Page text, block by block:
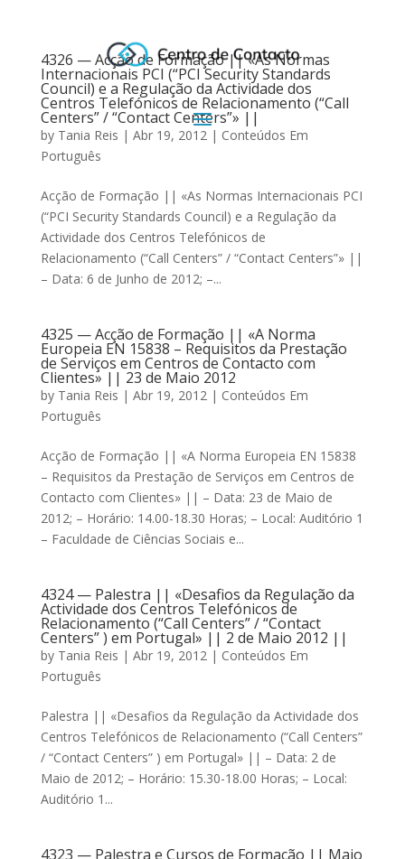
4326 — Acção de Formação || «As Normas
Internacionais PCI (“PCI Security Standards
Council) e a Regulação da Actividade dos
Centros Telefónicos de Relacionamento (“Call
Centers” / “Contact Centers”» ||
by Tania Reis | Abr 19, 2012| Conteúdos Em
Português
Acção de Formação || «As Normas Internacionais PCI
(“PCI Security Standards Council) e a Regulação da
Actividade dos Centros Telefónicos de
Relacionamento (“Call Centers” / “Contact Centers”» ||
– Data: 6 de Junho de 2012; –...
4325 — Acção de Formação || «A Norma
Europeia EN 15838 – Requisitos da Prestação
de Serviços em Centros de Contacto com
Clientes» || 23 de Maio 2012
by Tania Reis | Abr 19, 2012| Conteúdos Em
Português
Acção de Formação || «A Norma Europeia EN 15838
– Requisitos da Prestação de Serviços em Centros de
Contacto com Clientes» || – Data: 23 de Maio de
2012; – Horário: 14.00-18.30 Horas; – Local: Auditório 1
– Faculdade de Ciências Sociais e...
4324 — Palestra || «Desafios da Regulação da
Actividade dos Centros Telefónicos de
Relacionamento (“Call Centers” / “Contact
Centers” ) em Portugal» || 2 de Maio 2012 ||
by Tania Reis | Abr 19, 2012| Conteúdos Em
Português
Palestra || «Desafios da Regulação da Actividade dos
Centros Telefónicos de Relacionamento (“Call Centers”
/ “Contact Centers” ) em Portugal» || – Data: 2 de
Maio de 2012; – Horário: 15.30-18.00 Horas; – Local:
Auditório 1...
4323 — Palestra e Cursos de Formação || Maio